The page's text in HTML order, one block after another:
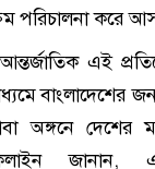
পরিচালনা করে
এই
বাংলাদেশের
অঙ্গনে দেশের
জানান, এই